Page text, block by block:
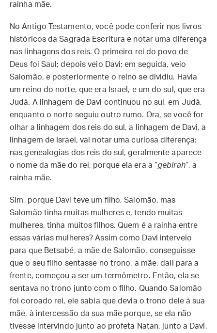
rainha mãe.
No Antigo Testamento, você pode conferir nos livros
históricos da Sagrada Escritura e notar uma diferença
nas linhagens dos reis. O primeiro rei do povo de
Deus foi Saul; depois veio Davi; em seguida, veio
Salomão, e posteriormente o reino se dividiu. Havia
um reino do norte, que era Israel, e um do sul, que era
Judá. A linhagem de Davi continuou no sul, em Judá,
enquanto o norte seguiu outro rumo. Ora, se você for
olhar a linhagem dos reis do sul, a linhagem de Davi, a
linhagem de Israel, vai notar uma curiosa diferença:
nas genealogias dos reis do sul, geralmente aparece
o nome da mãe do rei, porque ela era a “gebirah”, a
rainha mãe.
Sim, porque Davi teve um filho, Salomão, mas
Salomão tinha muitas mulheres e, tendo muitas
mulheres, tinha muitos filhos. Quem é a rainha entre
essas várias mulheres? Assim como Davi interveio
para que Betsabé, a mãe de Salomão, conseguisse
que o seu filho sentasse no trono, a mãe, dali para a
frente, começou a ser um termômetro. Então, ela se
sentava no trono junto com o filho. Quando Salomão
foi coroado rei, ele sabia que devia o trono dele à sua
mãe, à intercessão da sua mãe porque, se ela não
tivesse intervindo junto ao profeta Natan, junto a Davi,